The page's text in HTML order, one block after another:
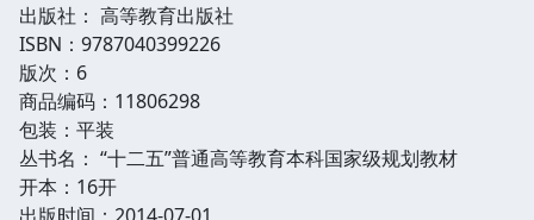
出版社： 高等教育出版社
ISBN：9787040399226
版次：6
商品编码：11806298
包装：平装
丛书名： “十二五”普通高等教育本科国家级规划教材
开本：16开